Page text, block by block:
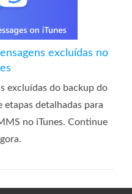
excluídas no
excluídas do backup do
etapas detalhadas para
no iTunes. Continue